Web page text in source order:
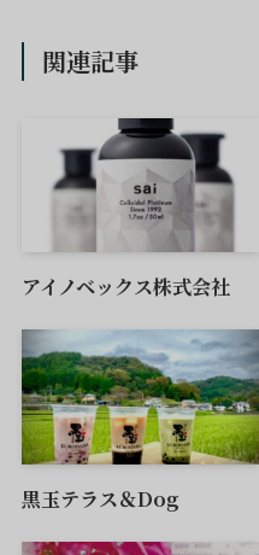
関連記事
アイノベックス株式会社
黒玉テラス＆Dog